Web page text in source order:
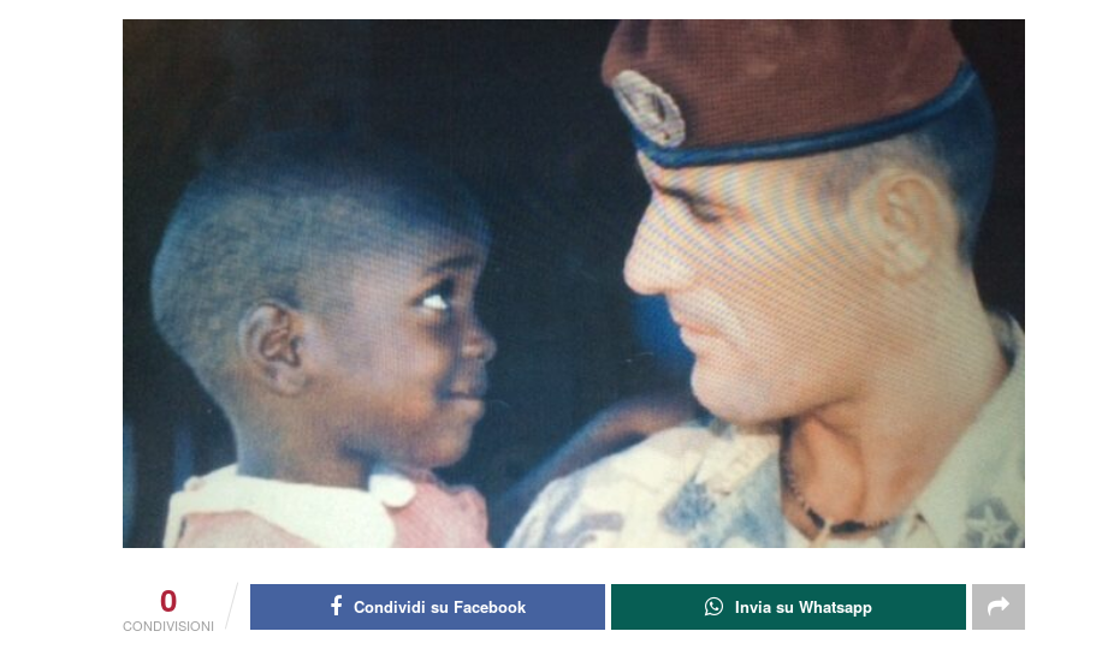
0
CONDIVISIONI
Condividi su Facebook Invia su Whatsapp